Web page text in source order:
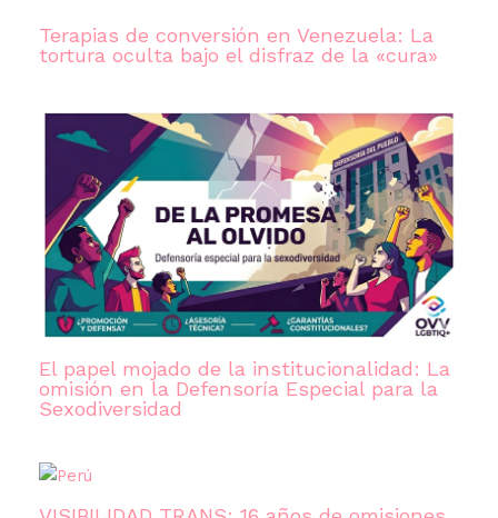
Terapias de conversión en Venezuela: La
tortura oculta bajo el disfraz de la «cura»
El papel mojado de la institucionalidad: La
omisión en la Defensoría Especial para la
Sexodiversidad